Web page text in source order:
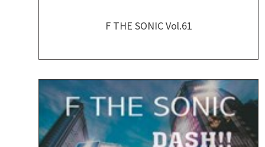
F THE SONIC Vol.61